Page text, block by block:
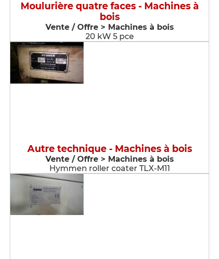
Moulurière quatre faces - Machines à
bois
Vente / Offre > Machines à bois
20 kW 5 pce
Autre technique - Machines à bois
Vente / Offre > Machines à bois
Hymmen roller coater TLX-M11